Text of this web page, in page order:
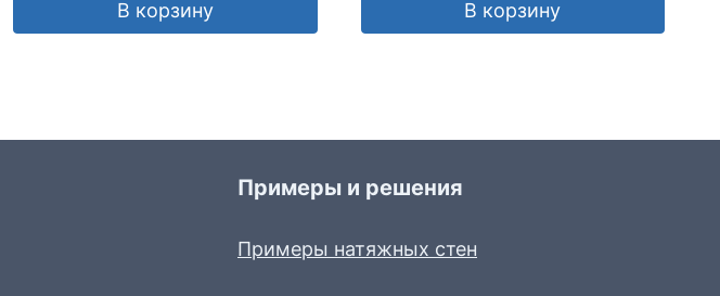
В корзину В корзину
Примеры и решения
Примеры натяжных стен